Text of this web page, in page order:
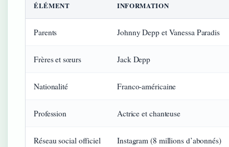
ÉLÉMENT INFORMATION
Parents Johnny Depp et Vanessa Paradis
Frères et sœurs Jack Depp
Nationalité Franco‑américaine
Profession Actrice et chanteuse
Réseau social officiel Instagram (8 millions d’abonnés)